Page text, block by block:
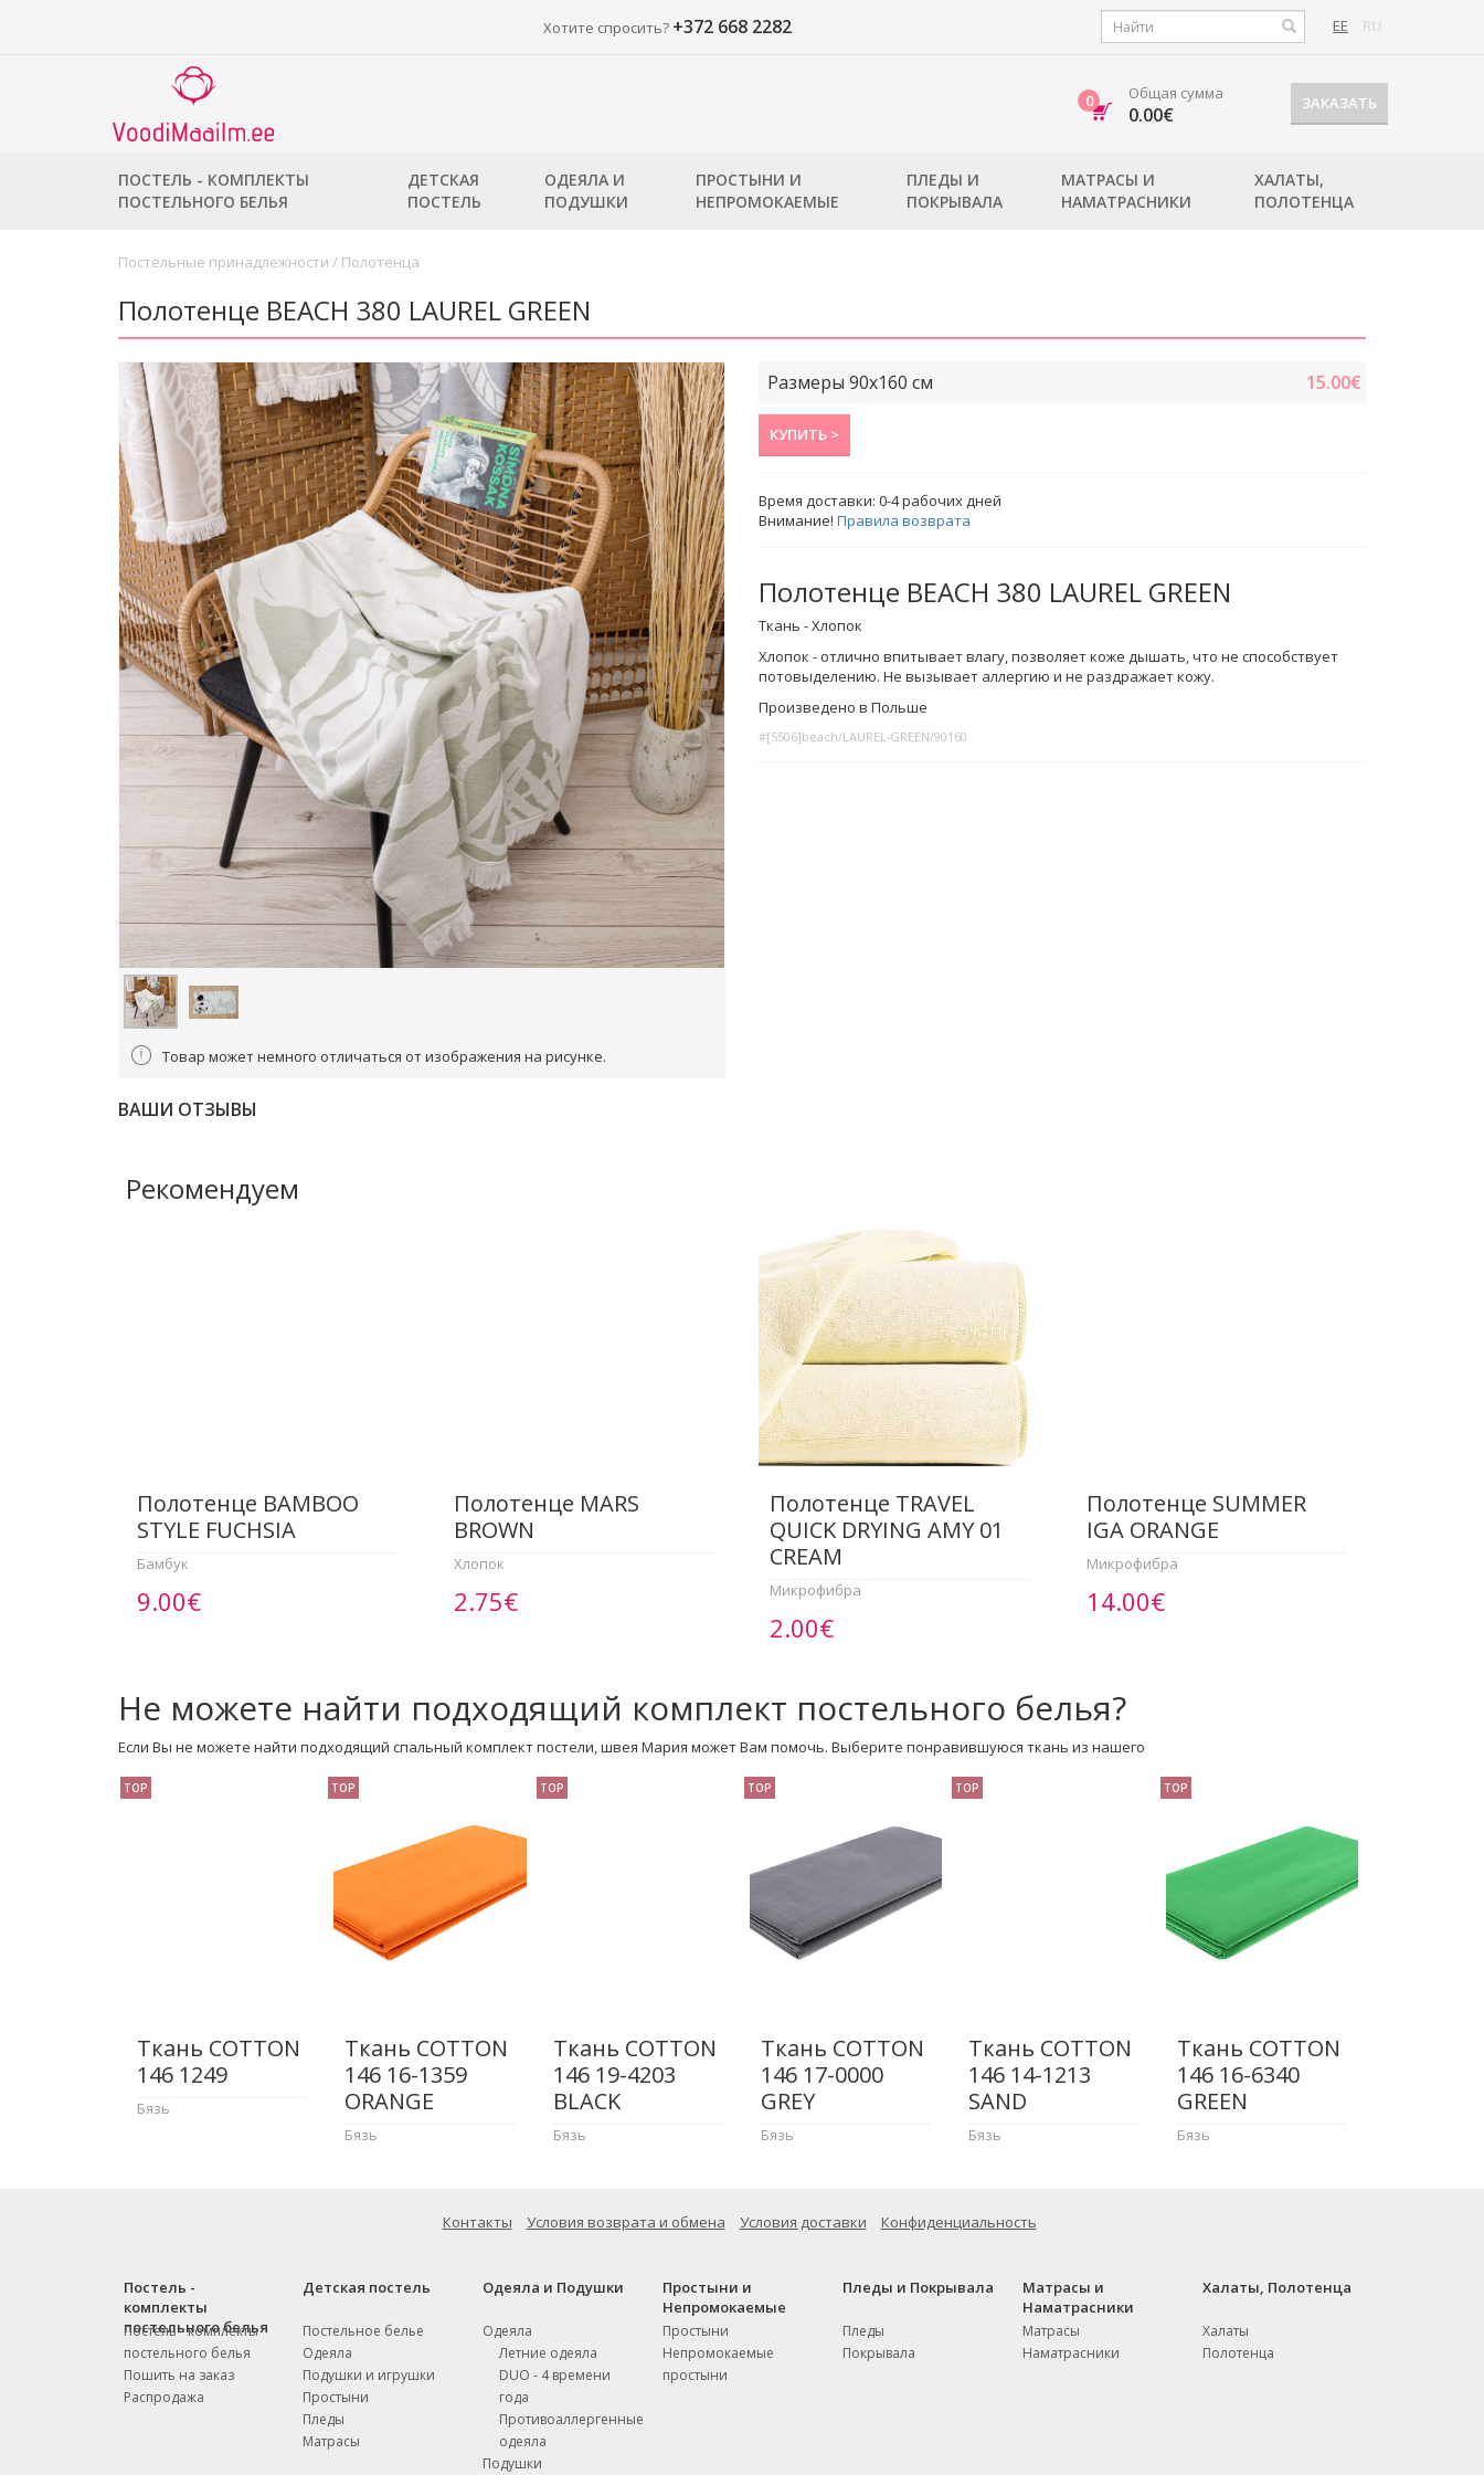
Хотите спросить? +372 668 2282 EE RU
0 Общая сумма
0.00€ ЗАКАЗАТЬ
ПОСТЕЛЬ - КОМПЛЕКТЫ
ПОСТЕЛЬНОГО БЕЛЬЯ
ДЕТСКАЯ
ПОСТЕЛЬ
ОДЕЯЛА И
ПОДУШКИ
ПРОСТЫНИ И
НЕПРОМОКАЕМЫЕ
ПЛЕДЫ И
ПОКРЫВАЛА
МАТРАСЫ И
НАМАТРАСНИКИ
ХАЛАТЫ,
ПОЛОТЕНЦА
Постельные принадлежности / Полотенца
Полотенце BEACH 380 LAUREL GREEN
Товар может немного отличаться от изображения на рисунке.
ВАШИ ОТЗЫВЫ
Размеры 90x160 см 15.00€
КУПИТЬ >
Время доставки: 0-4рабочих дней
Внимание! Правила возврата
Полотенце BEACH 380 LAUREL GREEN
Ткань - Хлопок
Хлопок - отлично впитывает влагу, позволяет коже дышать, что не способствует
потовыделению. Не вызывает аллергию и не раздражает кожу.
Произведено в Польше
#[S506]beach/LAUREL-GREEN/90160
Рекомендуем
Полотенце BAMBOO
STYLE FUCHSIA
Бамбук
9.00€
Полотенце МАRS
BROWN
Хлопок
2.75€
Полотенце TRAVEL
QUICK DRYING AMY 01
CREAM
Микрофибра
2.00€
Полотенце SUMMER
IGA ORANGE
Микрофибра
14.00€
Не можете найти подходящий комплект постельного белья?
Если Вы не можете найти подходящий спальный комплект постели, швея Мария может Вам помочь. Выберите понравившуюся ткань из нашего
TOP
Ткань COTTON
146 1249
Бязь
TOP
Ткань COTTON
146 16-1359
ORANGE
Бязь
TOP
Ткань COTTON
146 19-4203
BLACK
Бязь
TOP
Ткань COTTON
146 17-0000
GREY
Бязь
TOP
Ткань COTTON
146 14-1213
SAND
Бязь
TOP
Ткань COTTON
146 16-6340
GREEN
Бязь
Контакты Условия возврата и обмена Условия доставки Конфиденциальность
Постель -
комплекты
постельного белья
Постель - комплекты
постельного белья
Пошить на заказ
Распродажа
Детская постель
Постельное белье
Одеяла
Подушки и игрушки
Простыни
Пледы
Матрасы
Одеяла и Подушки
Одеяла
Летние одеяла
DUO - 4 времени
года
Противоаллергенные
одеяла
Подушки
Простыни и
Непромокаемые
Простыни
Непромокаемые
простыни
Пледы и Покрывала
Пледы
Покрывала
Матрасы и
Наматрасники
Матрасы
Наматрасники
Халаты, Полотенца
Халаты
Полотенца